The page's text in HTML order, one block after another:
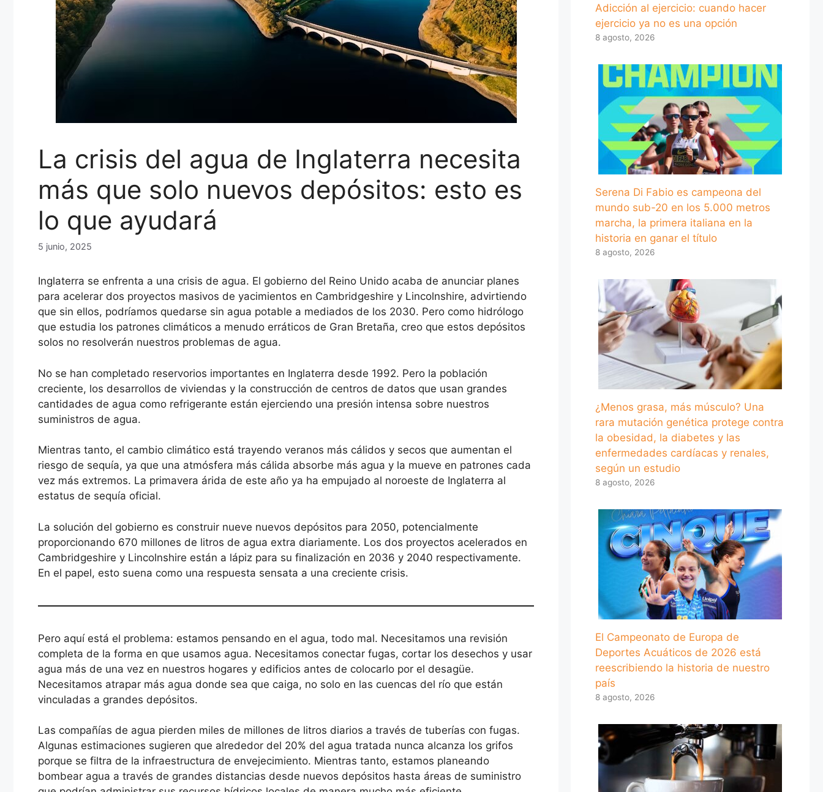
La crisis del agua de Inglaterra necesita
más que solo nuevos depósitos: esto es
lo que ayudará
5 junio, 2025
Inglaterra se enfrenta a una crisis de agua. El gobierno del Reino Unido acaba de anunciar planes
para acelerar dos proyectos masivos de yacimientos en Cambridgeshire y Lincolnshire, advirtiendo
que sin ellos, podríamos quedarse sin agua potable a mediados de los 2030. Pero como hidrólogo
que estudia los patrones climáticos a menudo erráticos de Gran Bretaña, creo que estos depósitos
solos no resolverán nuestros problemas de agua.
No se han completado reservorios importantes en Inglaterra desde 1992. Pero la población
creciente, los desarrollos de viviendas y la construcción de centros de datos que usan grandes
cantidades de agua como refrigerante están ejerciendo una presión intensa sobre nuestros
suministros de agua.
Mientras tanto, el cambio climático está trayendo veranos más cálidos y secos que aumentan el
riesgo de sequía, ya que una atmósfera más cálida absorbe más agua y la mueve en patrones cada
vez más extremos. La primavera árida de este año ya ha empujado al noroeste de Inglaterra al
estatus de sequía oficial.
La solución del gobierno es construir nueve nuevos depósitos para 2050, potencialmente
proporcionando 670 millones de litros de agua extra diariamente. Los dos proyectos acelerados en
Cambridgeshire y Lincolnshire están a lápiz para su finalización en 2036 y 2040 respectivamente.
En el papel, esto suena como una respuesta sensata a una creciente crisis.
Pero aquí está el problema: estamos pensando en el agua, todo mal. Necesitamos una revisión
completa de la forma en que usamos agua. Necesitamos conectar fugas, cortar los desechos y usar
agua más de una vez en nuestros hogares y edificios antes de colocarlo por el desagüe.
Necesitamos atrapar más agua donde sea que caiga, no solo en las cuencas del río que están
vinculadas a grandes depósitos.
Las compañías de agua pierden miles de millones de litros diarios a través de tuberías con fugas.
Algunas estimaciones sugieren que alrededor del 20% del agua tratada nunca alcanza los grifos
porque se filtra de la infraestructura de envejecimiento. Mientras tanto, estamos planeando
bombear agua a través de grandes distancias desde nuevos depósitos hasta áreas de suministro
Adicción al ejercicio: cuando hacer
ejercicio ya no es una opción
8 agosto, 2026
Serena Di Fabio es campeona del
mundo sub-20 en los 5.000 metros
marcha, la primera italiana en la
historia en ganar el título
8 agosto, 2026
¿Menos grasa, más músculo? Una
rara mutación genética protege contra
la obesidad, la diabetes y las
enfermedades cardíacas y renales,
según un estudio
8 agosto, 2026
El Campeonato de Europa de
Deportes Acuáticos de 2026 está
reescribiendo la historia de nuestro
país
8 agosto, 2026